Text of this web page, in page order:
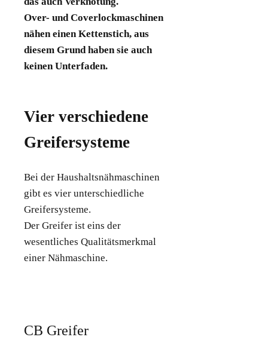
Over- und Coverlockmaschinen
nähen einen Kettenstich, aus
diesem Grund haben sie auch
keinen Unterfaden.
Vier verschiedene
Greifersysteme
Bei der Haushaltsnähmaschinen
gibt es vier unterschiedliche
Greifersysteme.
Der Greifer ist eins der
wesentliches Qualitätsmerkmal
einer Nähmaschine.
CB Greifer